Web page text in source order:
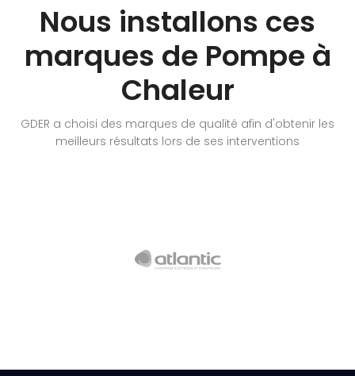
Nous installons ces
marques de Pompe à
Chaleur
GDER a choisi des marques de qualité afin d'obtenir les
meilleurs résultats lors de ses interventions